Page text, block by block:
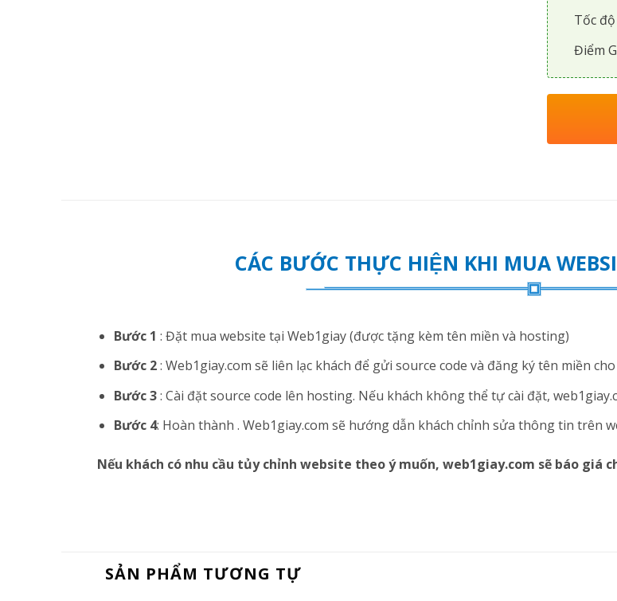
Tốc
Điểm
CÁC BƯỚC THỰC HIỆN KHI MUA
Bước 1 : Đặt mua website tại Web1giay (được tặng kèm tên miền và hosting)
Bước 2: Web1giay.com sẽ liên lạc khách để gửi source code và đăng ký tên miền
Bước 3: Cài đặt source code lên hosting. Nếu khách không thể tự cài đặt,
Bước 4: Hoàn thành . Web1giay.com sẽ hướng dẫn khách chỉnh sửa thông tin trên
Nếu khách có nhu cầu tủy chỉnh website theo ý muốn, web1giay.com sẽ báo giá
SẢN PHẨM TƯƠNG TỰ